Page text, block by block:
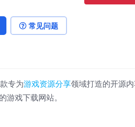
常见问题
专为游戏资源分享领域打造的开源
游戏下载网站。